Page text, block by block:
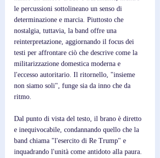
le percussioni sottolineano un senso di
determinazione e marcia. Piuttosto che
nostalgia, tuttavia, la band offre una
reinterpretazione, aggiornando il focus dei
testi per affrontare ciò che descrive come la
militarizzazione domestica moderna e
l'eccesso autoritario. Il ritornello, "insieme
non siamo soli", funge sia da inno che da
ritmo.
Dal punto di vista del testo, il brano è diretto
e inequivocabile, condannando quello che la
band chiama "l'esercito di Re Trump" e
inquadrando l'unità come antidoto alla paura.